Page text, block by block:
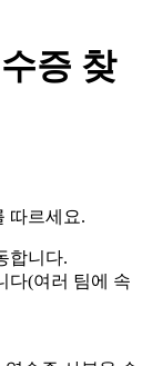
증 찾
따르세요.
합니다.
다(여러 팀에 속